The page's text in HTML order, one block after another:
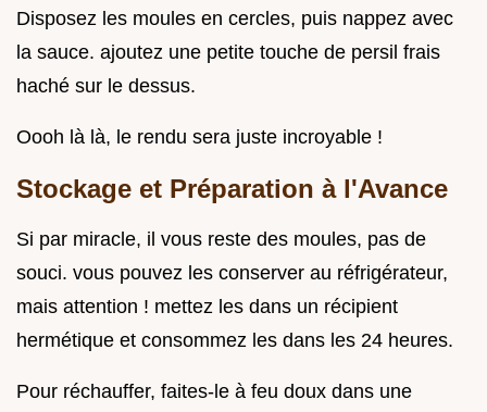
Disposez les moules en cercles, puis nappez avec
la sauce. ajoutez une petite touche de persil frais
haché sur le dessus.
Oooh là là, le rendu sera juste incroyable !
Stockage et Préparation à l'Avance
Si par miracle, il vous reste des moules, pas de
souci. vous pouvez les conserver au réfrigérateur,
mais attention ! mettez les dans un récipient
hermétique et consommez les dans les 24 heures.
Pour réchauffer, faites-le à feu doux dans une